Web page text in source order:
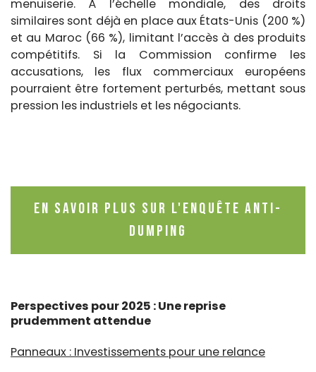
menuiserie. À l’échelle mondiale, des droits
similaires sont déjà en place aux États-Unis (200 %)
et au Maroc (66 %), limitant l’accès à des produits
compétitifs. Si la Commission confirme les
accusations, les flux commerciaux européens
pourraient être fortement perturbés, mettant sous
pression les industriels et les négociants.
En savoir plus sur l'enquête anti-
dumping
Perspectives pour 2025 : Une reprise
prudemment attendue
Panneaux : Investissements pour une relance